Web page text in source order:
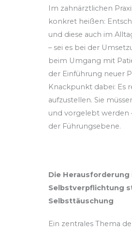
Im zahnärztlichen
konkret heißen:
und diese auch im
– sei es bei der
beim Umgang mit
der Einführung neuer
Knackpunkt dabei: Es
aufzustellen. Sie
und vorgelebt werden
der Führungsebene.
Die Herausforderung
Selbstverpflichtung
Selbsttäuschung
Ein zentrales Thema